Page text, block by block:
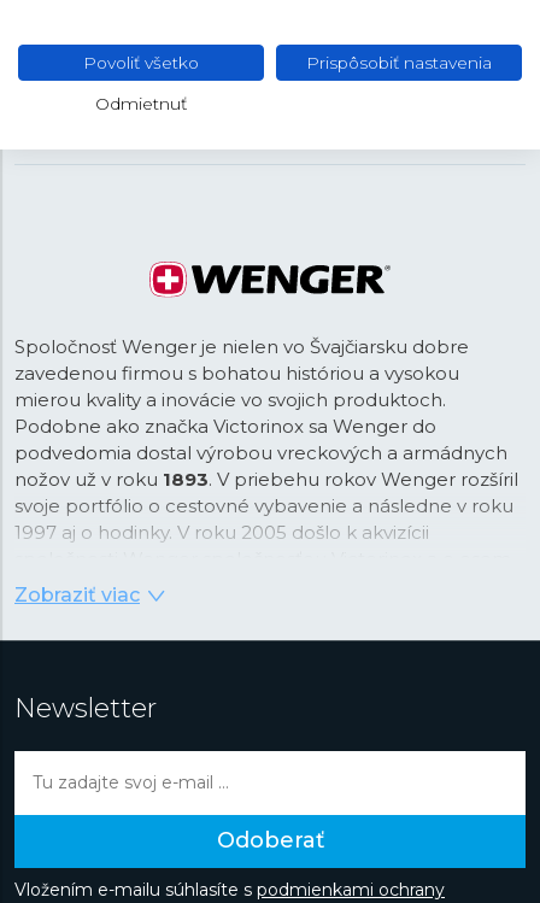
FARBA REMIENKA
Spoločnosť Wenger je nielen vo Švajčiarsku dobre
zavedenou firmou s bohatou históriou a vysokou
mierou kvality a inovácie vo svojich produktoch.
Podobne ako značka Victorinox sa Wenger do
podvedomia dostal výrobou vreckových a armádnych
nožov už v roku 1893. V priebehu rokov Wenger rozšíril
svoje portfólio o cestovné vybavenie a následne v roku
1997 aj o hodinky. V roku 2005 došlo k akvizícii
rokov neskôr sa Wenger nože stali súčasťou ponuky
výrobu hodiniek a cestovného vybavenia špičkovej
spoľahlivosť so štýlom, moderný dizajn s maximálnou
funkčnosťou a dobre vybrané materiály so starostlivým
Zobraziť viac
Newsletter
Odoberať
Vložením e-mailu súhlasíte s podmienkami ochrany
Povoliť všetko Prispôsobiť nastavenia
Odmietnuť